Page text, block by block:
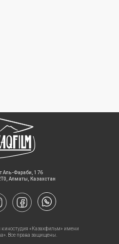
«Казахфильм» имени
Все права защищены.
Аль-Фараби, 176
Алматы, Казахстан